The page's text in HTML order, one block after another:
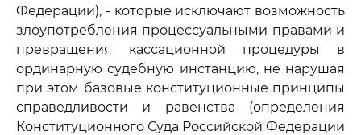
Федерации), - которые исключают возможность
злоупотребления процессуальными правами и
превращения кассационной процедуры в
ординарную судебную инстанцию, не нарушая
при этом базовые конституционные принципы
справедливости и равенства (определения
Конституционного Суда Российской Федерации